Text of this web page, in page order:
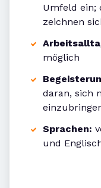
Umfeld ein;
zeichnen
möglich
daran, sich
Sprachen:
und